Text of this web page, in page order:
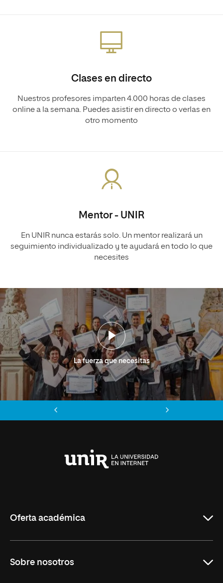
Clases en directo
Nuestros profesores imparten 4.000 horas de clases
online a la semana. Puedes asistir en directo o verlas en
otro momento
Mentor - UNIR
En UNIR nunca estarás solo. Un mentor realizará un
seguimiento individualizado y te ayudará en todo lo que
necesites
La fuerza que necesitas
Oferta académica
Másteres Oficiales
Sobre nosotros